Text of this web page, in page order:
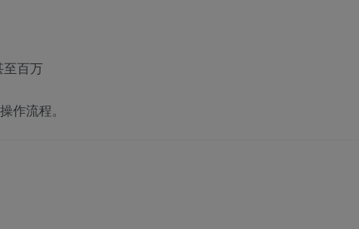
至百万
作流程。